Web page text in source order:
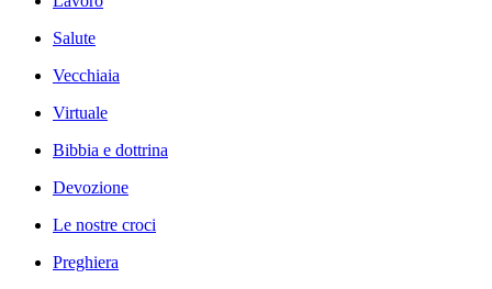
Salute
Vecchiaia
Virtuale
Bibbia e dottrina
Devozione
Le nostre croci
Preghiera